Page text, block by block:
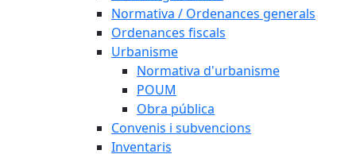
Normativa / Ordenances generals
Ordenances fiscals
Urbanisme
Normativa d'urbanisme
POUM
Obra pública
Convenis i subvencions
Inventaris